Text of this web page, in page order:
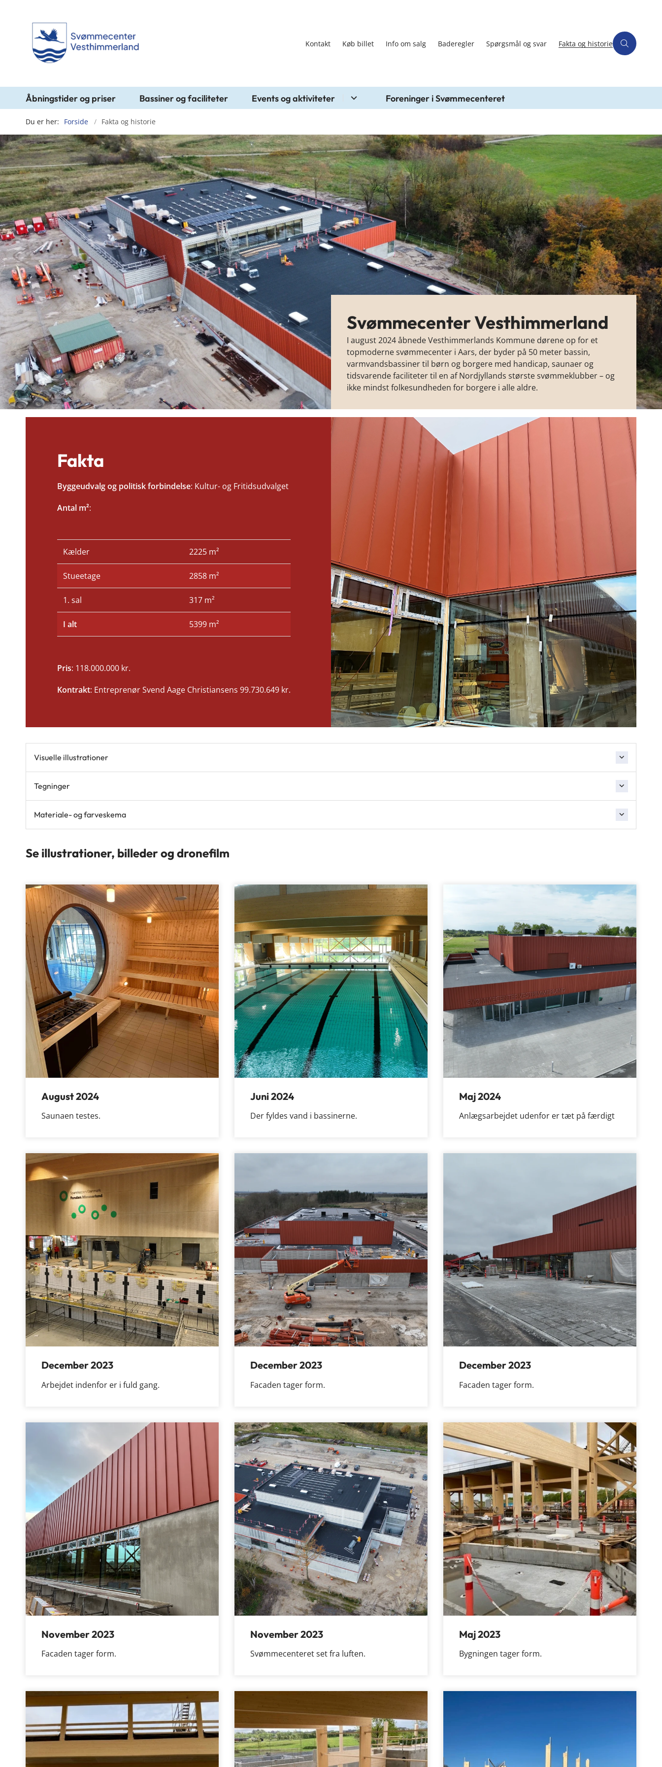
Kontakt Køb billet Info om salg Baderegler Spørgsmål og svar Fakta og historie
Åbningstider og priser Bassiner og faciliteter Events og aktiviteter Foreninger i Svømmecenteret
Du er her: Forside Fakta og historie
Svømmecenter Vesthimmerland
I august 2024 åbnede Vesthimmerlands Kommune dørene op for et
topmoderne svømmecenter i Aars, der byder på 50 meter bassin,
varmvandsbassiner til børn og borgere med handicap, saunaer og
tidsvarende faciliteter til en af Nordjyllands største svømmeklubber – og
ikke mindst folkesundheden for borgere i alle aldre.
Fakta
Byggeudvalg og politisk forbindelse: Kultur- og Fritidsudvalget
Antal m²:
Kælder 2225 m²
Stueetage 2858 m²
1. sal 317 m²
I alt 5399 m²
Pris: 118.000.000 kr.
Kontrakt: Entreprenør Svend Aage Christiansens 99.730.649 kr.
Visuelle illustrationer
Tegninger
Materiale- og farveskema
Se illustrationer, billeder og dronefilm
August 2024
Saunaen testes.
Juni 2024
Der fyldes vand i bassinerne.
Maj 2024
Anlægsarbejdet udenfor er tæt på færdigt
December 2023
Arbejdet indenfor er i fuld gang.
December 2023
Facaden tager form.
December 2023
Facaden tager form.
November 2023
Facaden tager form.
November 2023
Svømmecenteret set fra luften.
Maj 2023
Bygningen tager form.